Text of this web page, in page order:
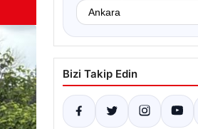
Bizi Takip Edin